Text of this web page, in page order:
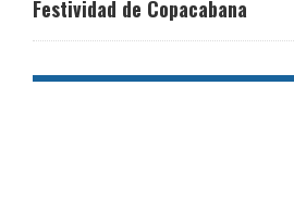
Festividad de Copacabana